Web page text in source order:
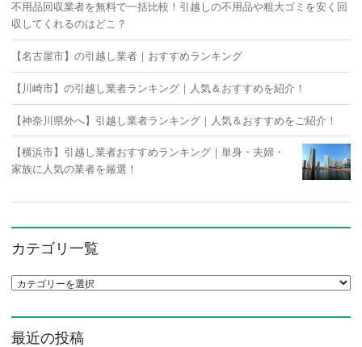
不用品回収業者を無料で一括比較！引越しの不用品や粗大ゴミを安く回
収してくれるのはどこ？
【名古屋市】の引越し業者｜おすすめランキング
【川崎市】の引越し業者ランキング｜人気＆おすすめを紹介！
【神奈川県外へ】引越し業者ランキング｜人気＆おすすめをご紹介！
【横浜市】引越し業者おすすめランキング｜単身・夫婦・
家族に人気の業者を厳選！
カテゴリ一覧
カテゴリ一覧
最近の投稿